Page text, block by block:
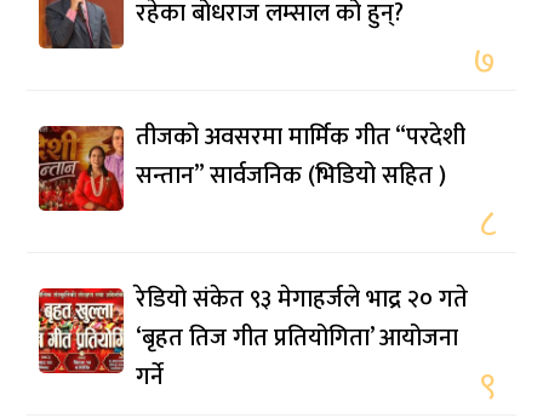
रहेका बोधराज लम्साल को हुन्?
७
तीजको अवसरमा मार्मिक गीत “परदेशी
सन्तान” सार्वजनिक (भिडियो सहित )
८
रेडियो संकेत ९३ मेगाहर्जले भाद्र २० गते
‘बृहत तिज गीत प्रतियोगिता’ आयोजना
गर्ने
९